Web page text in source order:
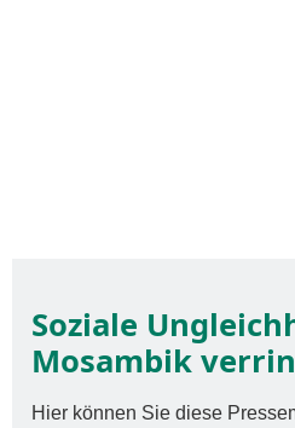
Soziale
Mosambik
Hier können Sie diese